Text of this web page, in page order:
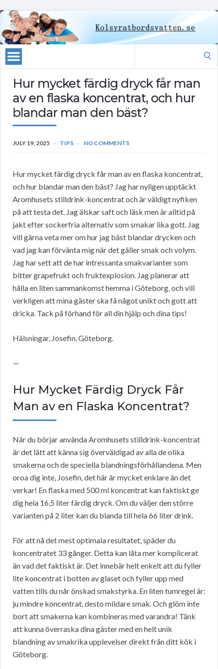
Hur mycket färdig dryck får man
av en flaska koncentrat, och hur
blandar man den bäst?
JULY 19, 2025 TIPS NO COMMENTS
Hur mycket färdig dryck får man av en flaska koncentrat,
och hur blandar man den bäst? Jag har nyligen upptäckt
Aromhusets stilldrink-koncentrat och är väldigt nyfiken
på att testa det. Jag älskar saft och läsk men är alltid på
jakt efter sockerfria alternativ som smakar lika gott. Jag
vill gärna veta mer om hur jag bäst blandar drycken och
vad jag kan förvänta mig när det gäller smak och volym.
Jag har sett att de har intressanta smakvarianter som
bitter grapefrukt och fruktexplosion. Jag planerar att
hålla en liten sammankomst hemma i Göteborg, och vill
verkligen att mina gäster ska få något unikt och gott att
dricka. Tack på förhand för all din hjälp och dina tips!
Hälsningar, Josefin, Göteborg.
—
Hur Mycket Färdig Dryck Får
Man av en Flaska Koncentrat?
När du börjar använda Aromhusets stilldrink-koncentrat
är det lätt att känna sig överväldigad av alla de olika
smakerna och de speciella blandningsförhållandena. Men
oroa dig inte, Josefin, det här är mycket enklare än det
verkar! En flaska med 500 ml koncentrat kan faktiskt ge
dig hela 16,5 liter färdig dryck. Om du väljer den större
varianten på 2 liter kan du blanda till hela 66 liter drink.
För att nå det mest optimala resultatet, späder du
koncentratet 33 gånger. Detta kan låta mer komplicerat
än vad det faktiskt är. Det innebär helt enkelt att du fyller
lite koncentrat i botten av glaset och fyller upp med
vatten tills du når önskad smakstyrka. En liten tumregel är:
ju mindre koncentrat, desto mildare smak. Och glöm inte
bort att smakerna kan kombineras med varandra! Tänk
att kunna överraska dina gäster med en helt unik
blandning av smakrika upplevelser direkt från ditt kök i
Göteborg.